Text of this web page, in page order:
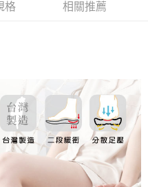
即可完成結帳。
之結帳頁面顯示為準，若有關於
疑問，請聯繫「AFTEE先享後付
support/home
「AFTEE先享後付」服務完成之交
料，並將交易相關給付款項請求債
費
費
格 相關推薦